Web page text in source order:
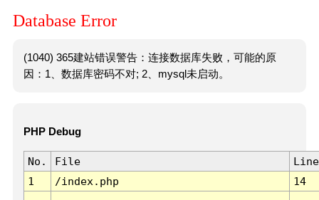
Database Error
(1040) 365建站错误警告：连接数据库失败，可能的原
因：1、数据库密码不对; 2、mysql未启动。
PHP Debug
No. File
Line
1
/index.php 14